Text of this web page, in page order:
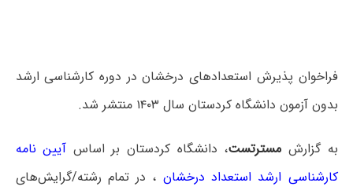
فراخوان پذیرش استعدادهای درخشان در دوره کارشناسی ارشد
بدون آزمون دانشگاه کردستان سال ۱۴۰۳ منتشر شد.
به گزارش مسترتست، دانشگاه کردستان بر اساس آیین نامه
کارشناسی ارشد استعداد درخشان ، در تمام رشته/گرایش‌های